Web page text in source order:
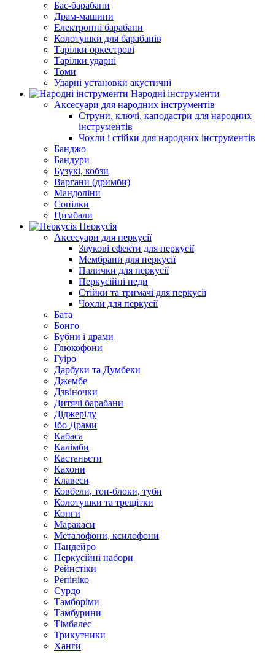
Бас-барабани
Драм-машини
Електронні барабани
Колотушки для барабанів
Тарілки оркестрові
Тарілки ударні
Томи
Ударні установки акустичні
Народні інструменти
Аксесуари для народних інструментів
Струни, ключі, каподастри для народних
інструментів
Чохли і стійки для народних інструментів
Банджо
Бандури
Бузукі, кобзи
Варгани (дримби)
Мандоліни
Сопілки
Цимбали
Перкусія
Аксесуари для перкусії
Звукові ефекти для перкусії
Мембрани для перкусії
Палички для перкусії
Перкусійні педи
Стійки та тримачі для перкусії
Чохли для перкусії
Бата
Бонго
Бубни і драми
Глюкофони
Гуіро
Дарбуки та Думбеки
Джембе
Дзвіночки
Дитячі барабани
Діджеріду
Ібо Драми
Кабаса
Калімби
Кастаньєти
Кахони
Клавеси
Ковбели, тон-блоки, туби
Колотушки та трещітки
Конги
Маракаси
Металофони, ксилофони
Пандейро
Перкусійні набори
Рейнстіки
Репініко
Сурдо
Тамборіми
Тамбурини
Тімбалес
Трикутники
Ханги